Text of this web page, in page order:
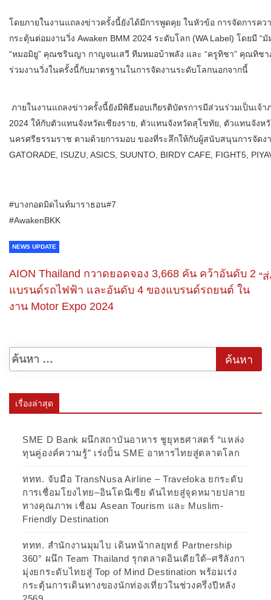
โดยภายในงานแถลงข่าวครั้งนี้ยังได้มีการพูดคุย ในหัวข้อ การจัดการค
กระตุ้นต่อมงานวิ่ง Awaken BMM 2024 ระดับโลก (WA Label) โดยมี
“หมอมิยู” คุณชรินญา กาญจนเสวี ทีมหมอบ้าพลัง และ “ครูทิชา” คุณทิช
ร่วมงานวิ่งในครั้งนี้กับมาตรฐานในการจัดงานระดับโลกนอกจากนี้
ภายในงานแถลงข่าวครั้งนี้ยังมีพิธีมอบเกียรติบัตรการมีส่วนร่วมเป็นเจ้
2024 ให้กับตัวแทนจังหวัดเชียงราย, ตัวแทนจังหวัดสุโขทัย, ตัวแทนจัง
นครศรีธรรมราช ตามด้วยการมอบ ของที่ระลึกให้กับผู้สนับสนุนการจัดงา
GATORADE, ISUZU, ASICS, SUUNTO, BIRDY CAFE, FIGHT5,
#บางกอดมิดไนท์มาราธอน#7
#AwakenBKK
NEWS UPDATE
AION Thailand กวาดยอดจอง 3,668 คัน คว้าอันดับ 2
แบรนด์รถไฟฟ้า และอันดับ 4 ของแบรนด์รถยนต์ ใน
งาน Motor Expo 2024
“
เรื่องล่าสุด
SME D Bank ผนึกสถาบันอาหาร ชูยุทธศาสตร์ “แหล่ง
ทุนคู่องค์ความรู้” เร่งปั้น SME อาหารไทยสู่ตลาดโลก
ททท. จับมือ TransNusa Airline – Traveloka ยกระดับ
การเชื่อมโยงไทย–อินโดนีเซีย ดันไทยสู่จุดหมายปลาย
ทางคุณภาพ เชื่อม Asean Tourism และ Muslim-
Friendly Destination
ททท. สำนักงานมุมไบ เดินหน้ากลยุทธ์ Partnership
360° ผนึก Team Thailand รุกตลาดอินเดียใต้–ศรีลังกา
มุ่งยกระดับไทยสู่ Top of Mind Destination พร้อมเร่ง
กระตุ้นการเดินทางของนักท่องเที่ยวในช่วงครึ่งปีหลัง